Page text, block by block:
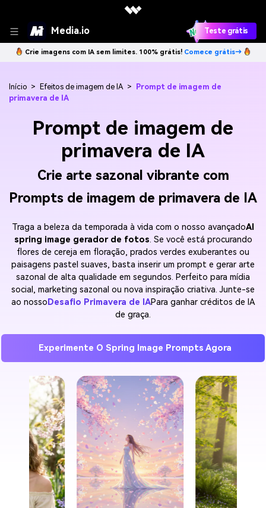
Media.io Teste grátis
Crie imagens com IA sem limites. 100% grátis! Comece grátis→
Início > Efeitos de imagem de IA >
Prompt de imagem de
primavera de IA
Prompt de imagem de
primavera de IA
Crie arte sazonal vibrante com
Prompts de imagem de primavera de IA
Traga a beleza da temporada à vida com o nosso avançadoAI
spring image gerador de fotos. Se você está procurando
flores de cereja em floração, prados verdes exuberantes ou
paisagens pastel suaves, basta inserir um prompt e gerar arte
sazonal de alta qualidade em segundos. Perfeito para mídia
social, marketing sazonal ou nova inspiração criativa. Junte-se
ao nosso Desafio Primavera de IAPara ganhar créditos de IA
de graça.
Experimente O Spring Image Prompts Agora